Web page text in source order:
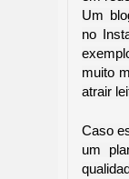
Um
no
muito
atrair
Caso
um